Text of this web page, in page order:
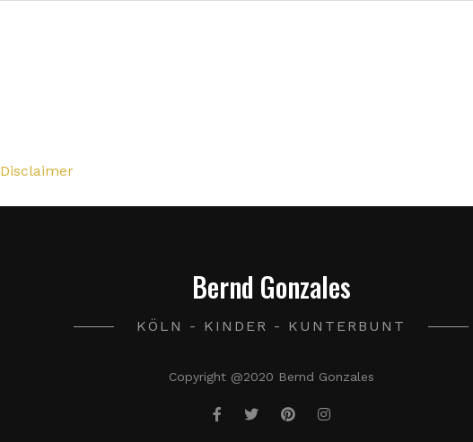
Disclaimer
Bernd Gonzales
KÖLN - KINDER - KUNTERBUNT
Copyright @2020 Bernd Gonzales